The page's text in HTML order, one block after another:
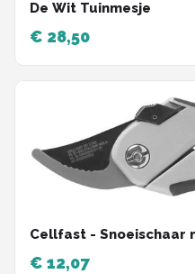
De Wit Tuinmesje
€ 28,50
Cellfast - Snoeischaar
€ 12,07